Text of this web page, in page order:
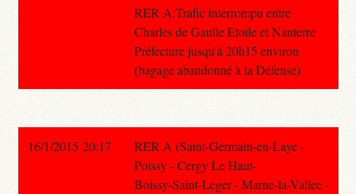
RER A:Trafic interrompu entre
Charles de Gaulle Etoile et Nanterre
Préfecture jusqu'à 20h15 environ
(bagage abandonné à la Défense)
16/1/2015 20:17
RER A (Saint-Germain-en-Laye -
Poissy - Cergy Le Haut-
Boissy-Saint-Leger - Marne-la-Vallee -